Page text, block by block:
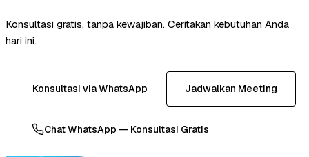
Konsultasi gratis, tanpa kewajiban. Ceritakan kebutuhan Anda
hari ini.
Konsultasi via WhatsApp Jadwalkan Meeting
Chat WhatsApp — Konsultasi Gratis